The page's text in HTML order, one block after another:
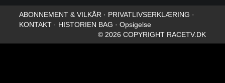
ABONNEMENT & VILKÅR · PRIVATLIVSERKLÆRING ·
KONTAKT · HISTORIEN BAG · Opsigelse
© 2026 COPYRIGHT RACETV.DK